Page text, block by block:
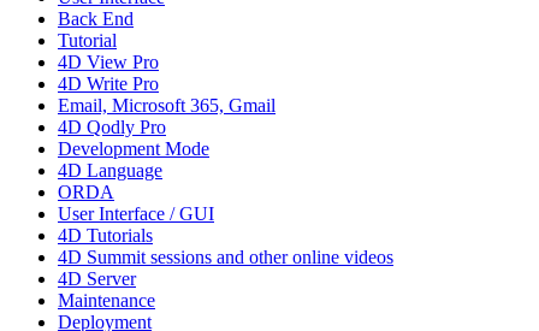
Back End
Tutorial
4D View Pro
4D Write Pro
Email, Microsoft 365, Gmail
4D Qodly Pro
Development Mode
4D Language
ORDA
User Interface / GUI
4D Tutorials
4D Summit sessions and other online videos
4D Server
Maintenance
Deployment